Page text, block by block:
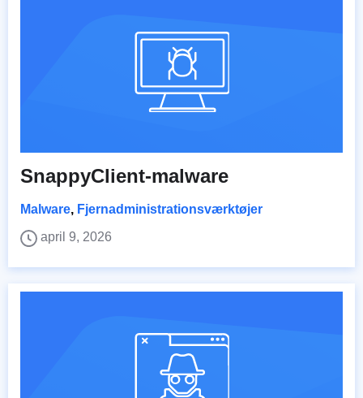
SnappyClient-malware
Malware, Fjernadministrationsværktøjer
april 9, 2026